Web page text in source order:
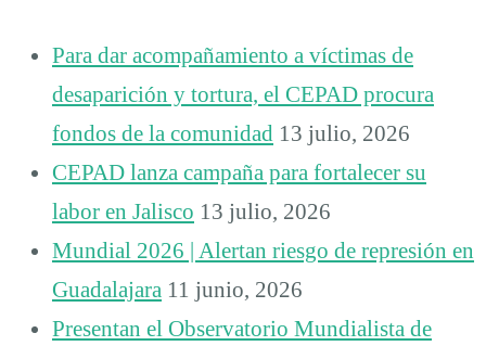
Para dar acompañamiento a víctimas de
desaparición y tortura, el CEPAD procura
fondos de la comunidad 13 julio, 2026
CEPAD lanza campaña para fortalecer su
labor en Jalisco 13 julio, 2026
Mundial 2026 | Alertan riesgo de represión en
Guadalajara 11 junio, 2026
Presentan el Observatorio Mundialista de